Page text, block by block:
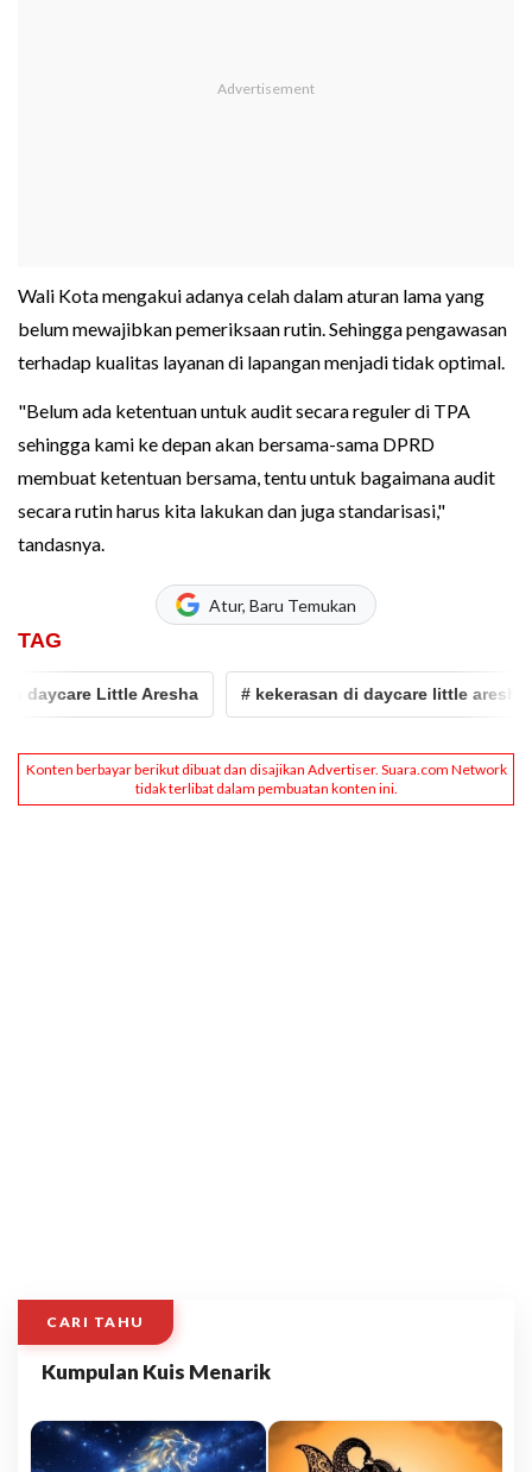
Wali Kota mengakui adanya celah dalam aturan lama yang
belum mewajibkan pemeriksaan rutin. Sehingga pengawasan
terhadap kualitas layanan di lapangan menjadi tidak optimal.
"Belum ada ketentuan untuk audit secara reguler di TPA
sehingga kami ke depan akan bersama-sama DPRD
membuat ketentuan bersama, tentu untuk bagaimana audit
secara rutin harus kita lakukan dan juga standarisasi,"
tandasnya.
Atur, Baru Temukan
TAG
Little Aresha # kekerasan di daycare little aresha
CARI TAHU
Kumpulan Kuis Menarik